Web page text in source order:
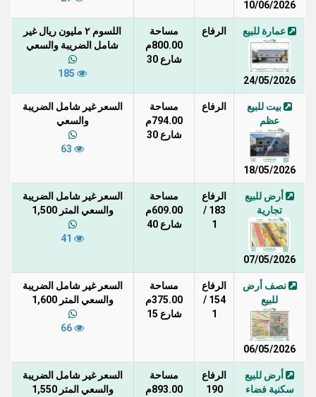
10/06/2026
عمارة للبيع
24/05/2026
الرفاع
مساحة
800.00م
شارع 30
اللسوم ٢ مليون ريال غير
شامل الضريبة والسعي
بيت للبيع
عظم
18/05/2026
الرفاع
مساحة
794.00م
شارع 30
السعر غير شامل الضريبة
والسعي
أرض للبيع
تجارية
07/05/2026
الرفاع
183 /
1
مساحة
609.00م
شارع 40
السعر غير شامل الضريبة
والسعي المتر 1,500
نصف أرض
للبيع
06/05/2026
الرفاع
154 /
1
مساحة
375.00م
شارع 15
السعر غير شامل الضريبة
والسعي المتر 1,600
أرض للبيع
سكنية فضاء
الرفاع
190
مساحة
893.00م
السعر غير شامل الضريبة
والسعي المتر 1,550